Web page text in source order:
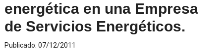
energética en una Empresa
de Servicios Energéticos.
Publicado: 07/12/2011